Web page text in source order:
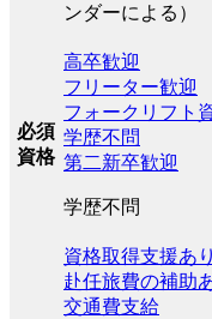
ンダーによる）
必須
資格
高卒歓迎
フリーター歓迎
フォークリフト
学歴不問
第二新卒歓迎
学歴不問
資格取得支援あり
赴任旅費の補助
交通費支給